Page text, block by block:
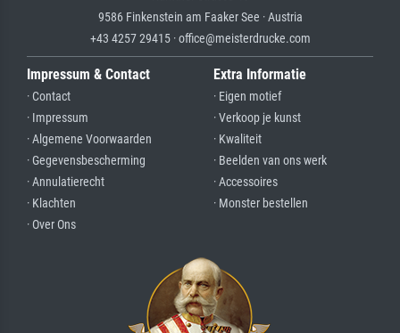
9586 Finkenstein am Faaker See · Austria
+43 4257 29415 · office@meisterdrucke.com
Impressum & Contact
· Contact
· Impressum
· Algemene Voorwaarden
· Gegevensbescherming
· Annulatierecht
· Klachten
· Over Ons
Extra Informatie
· Eigen motief
· Verkoop je kunst
· Kwaliteit
· Beelden van ons werk
· Accessoires
· Monster bestellen